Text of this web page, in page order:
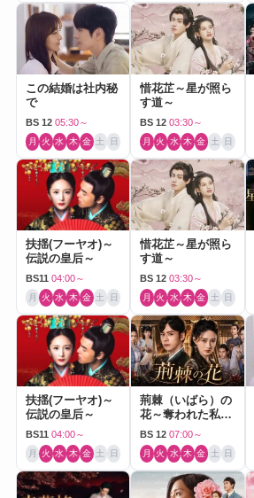
この結婚は社内秘
で
BS 12 05:30～
月 火 水 木 金 土 日
惜花芷～星が照ら
す道～
BS 12 03:30～
月 火 水 木 金 土 日
扶揺(フーヤオ)～
伝説の皇后～
BS11 04:00～
月 火 水 木 金 土 日
惜花芷～星が照ら
す道～
BS 12 03:30～
月 火 水 木 金 土 日
扶揺(フーヤオ)～
伝説の皇后～
BS11 04:00～
月 火 水 木 金 土 日
荊棘（いばら）の
花～奪われた私～
（中国ドラマ）
BS 12 07:00～
月 火 水 木 金 土 日